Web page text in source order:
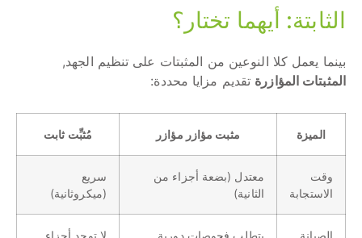
الثابتة: أيهما تختار؟
بينما يعمل كلا النوعين من المثبتات على تنظيم الجهد,
المثبتات المؤازرة تقديم مزايا محددة:
الميزة مثبت مؤازر مؤازر مُثبِّت ثابت
وقت
الاستجابة
معتدل (بضعة أجزاء من
الثانية)
سريع
(ميكروثانية)
الصيانة
يتطلب فحوصات دورية
لا توجد أجزاء